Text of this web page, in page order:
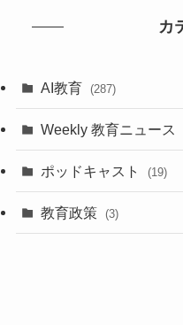
カ
AI教育 (287)
Weekly 教育ニュース
ポッドキャスト (19)
教育政策 (3)